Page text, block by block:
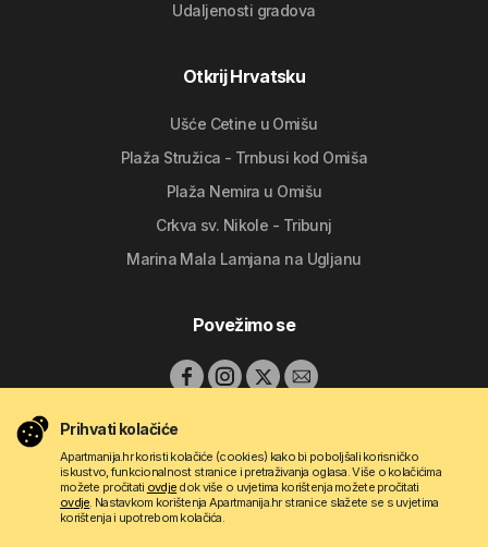
Udaljenosti gradova
Otkrij Hrvatsku
Ušće Cetine u Omišu
Plaža Stružica - Trnbusi kod Omiša
Plaža Nemira u Omišu
Crkva sv. Nikole - Tribunj
Marina Mala Lamjana na Ugljanu
Povežimo se
Prihvati kolačiće
Apartmanija.hr koristi kolačiće (cookies) kako bi poboljšali korisničko
iskustvo, funkcionalnost stranice i pretraživanja oglasa. Više o kolačićima
možete pročitati ovdje dok više o uvjetima korištenja možete pročitati
ovdje. Nastavkom korištenja Apartmanija.hr stranice slažete se s uvjetima
korištenja i upotrebom kolačića.